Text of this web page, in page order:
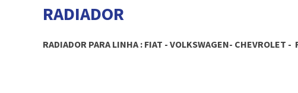
RADIADOR
RADIADOR PARA LINHA : FIAT - VOLKSWAGEN- CHEVROLET